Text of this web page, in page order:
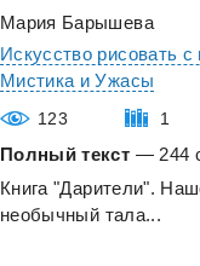
Мария Барышева
Искусство рисовать с
Мистика и Ужасы
123 1
Полный текст — 244
Книга "Дарители".
необычный тала...